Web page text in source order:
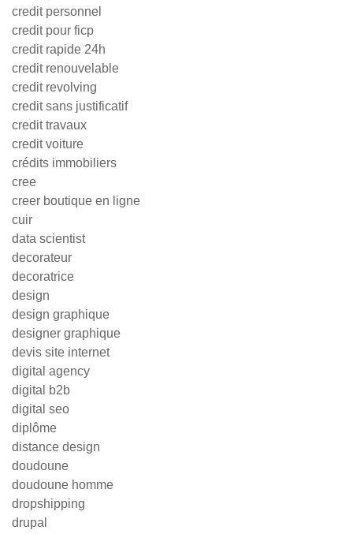
credit personnel
credit pour ficp
credit rapide 24h
credit renouvelable
credit revolving
credit sans justificatif
credit travaux
credit voiture
crédits immobiliers
cree
creer boutique en ligne
cuir
data scientist
decorateur
decoratrice
design
design graphique
designer graphique
devis site internet
digital agency
digital b2b
digital seo
diplôme
distance design
doudoune
doudoune homme
dropshipping
drupal